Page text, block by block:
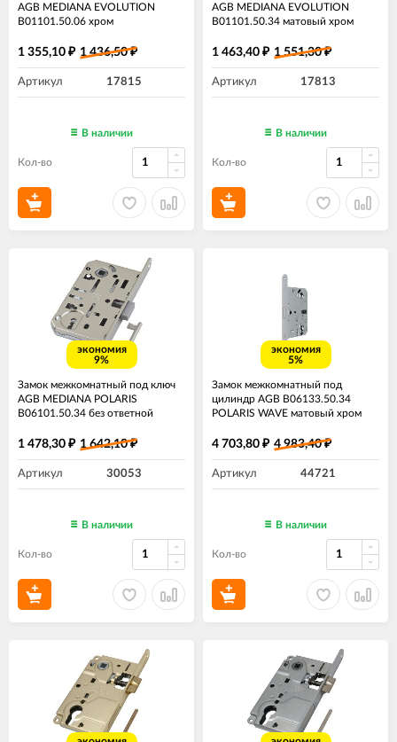
AGB MEDIANA EVOLUTION
B01101.50.06 хром
1 355,10 ₽ 1 436,50₽
Артикул 17815
В наличии
Кол-во
AGB MEDIANA EVOLUTION
B01101.50.34 матовый хром
1 463,40 ₽ 1 551,30₽
Артикул 17813
В наличии
Кол-во
экономия
9%
Замок межкомнатный под ключ
AGB MEDIANA POLARIS
B06101.50.34 без ответной
1 478,30 ₽ 1 642,10₽
Артикул 30053
В наличии
Кол-во
экономия
5%
Замок межкомнатный под
цилиндр AGB B06133.50.34
POLARIS WAVE матовый хром
4 703,80 ₽ 4 983,40₽
Артикул 44721
В наличии
Кол-во